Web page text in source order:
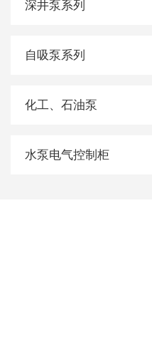
深井泵系列
自吸泵系列
化工、石油泵
水泵电气控制柜